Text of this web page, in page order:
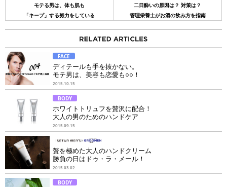
モテる男は、体も肌も
「キープ」する努力をしている
二日酔いの原因は？ 対策は？
管理栄養士がお酒の飲み方を指南
FACE
ディテールも手を抜かない。
モテ男は、美容も恋愛も○○！
2015.10.15
BODY
ホワイトトリュフを贅沢に配合！
大人の男のためのハンドケア
2015.09.15
贅を極めた大人のハンドクリーム
勝負の日はドゥ・ラ・メール！
2015.03.02
BODY